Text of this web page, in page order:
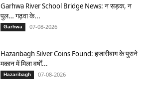
Garhwa River School Bridge News: न सड़क, न
पुल… गढ़वा के...
Garhwa 07-08-2026
Hazaribagh Silver Coins Found: हजारीबाग के पुराने
मकान में मिला वर्षों...
Hazaribagh 07-08-2026